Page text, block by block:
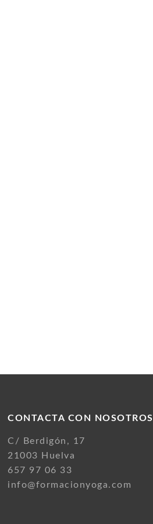
CONTACTA CON NOSOTROS
C/ Berdigón, 17
21003 Huelva
657 97 06 33
info@formacionyoga.com